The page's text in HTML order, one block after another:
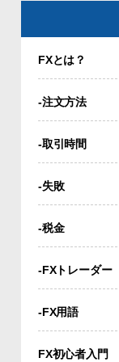
FXとは？
-注文方法
-取引時間
-失敗
-税金
-FXトレーダー
-FX用語
FX初心者入門